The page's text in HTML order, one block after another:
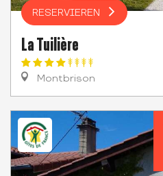
RESERVIEREN
La Tuilière
Montbrison